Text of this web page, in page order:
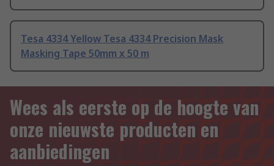
Tesa 4334 Yellow Tesa 4334 Precision Mask
Masking Tape 50mm x 50 m
Wees als eerste op de hoogte van
onze nieuwste producten en
aanbiedingen